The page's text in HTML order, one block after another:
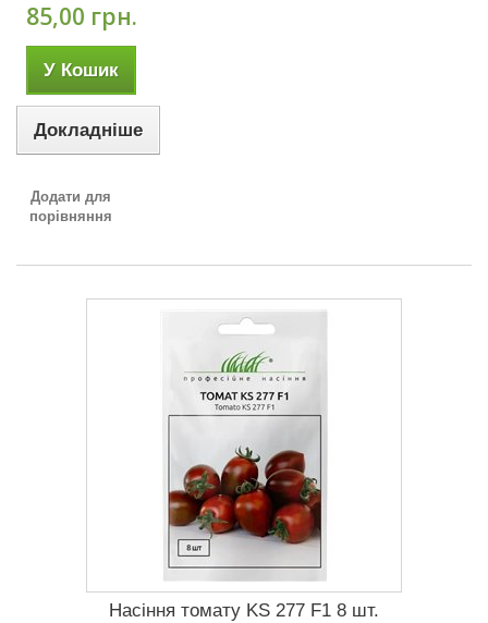
85,00 грн.
У Кошик
Докладніше
Додати для
порівняння
Насіння томату KS 277 F1 8 шт.